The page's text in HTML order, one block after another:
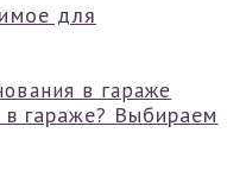
для
гараже? Выбираем